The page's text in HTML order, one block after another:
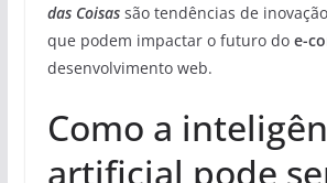
das Coisassão tendências de
que podem impactar o futuro do e-
desenvolvimento web.
Como a
artificial pode